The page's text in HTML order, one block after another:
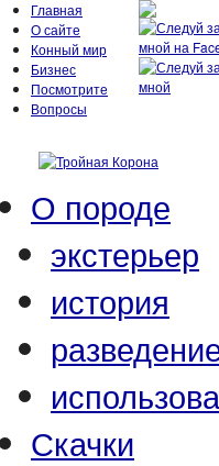
Главная
О сайте
Конный мир
Бизнес
Посмотрите
Вопросы
О породе
экстерьер
история
Скачки